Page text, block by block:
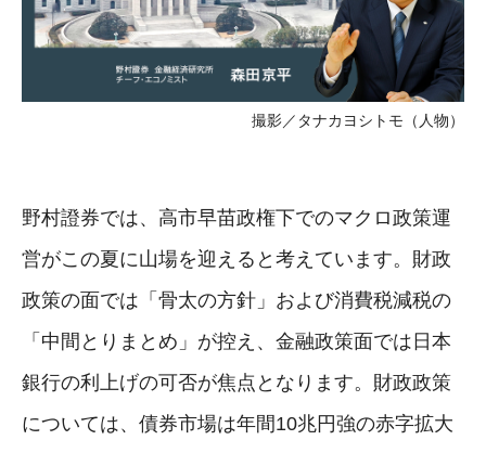
撮影／タナカヨシトモ（人物）
野村證券では、高市早苗政権下でのマクロ政策運
営がこの夏に山場を迎えると考えています。財政
政策の面では「骨太の方針」および消費税減税の
「中間とりまとめ」が控え、金融政策面では日本
銀行の利上げの可否が焦点となります。財政政策
については、債券市場は年間10兆円強の赤字拡大